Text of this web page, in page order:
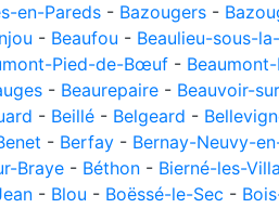
en-Pareds - Bazougers -
- Beaufou - Beaulieu-sous-
Pied-de-Bœuf -
- Beaurepaire - Beauvoir-
- Beillé - Belgeard -
- Berfay - Bernay-Neuvy-
Braye - Béthon - Bierné-les-
- Blou - Boëssé-le-Sec -